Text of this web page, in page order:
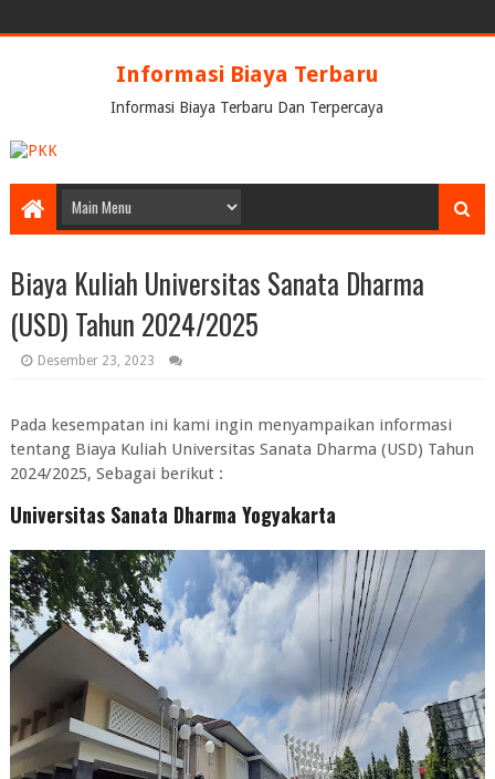
Informasi Biaya Terbaru
Informasi Biaya Terbaru Dan Terpercaya
Biaya Kuliah Universitas Sanata Dharma
(USD) Tahun 2024/2025
Desember 23, 2023
Pada kesempatan ini kami ingin menyampaikan informasi
tentang Biaya Kuliah Universitas Sanata Dharma (USD) Tahun
2024/2025, Sebagai berikut :
Universitas Sanata Dharma Yogyakarta